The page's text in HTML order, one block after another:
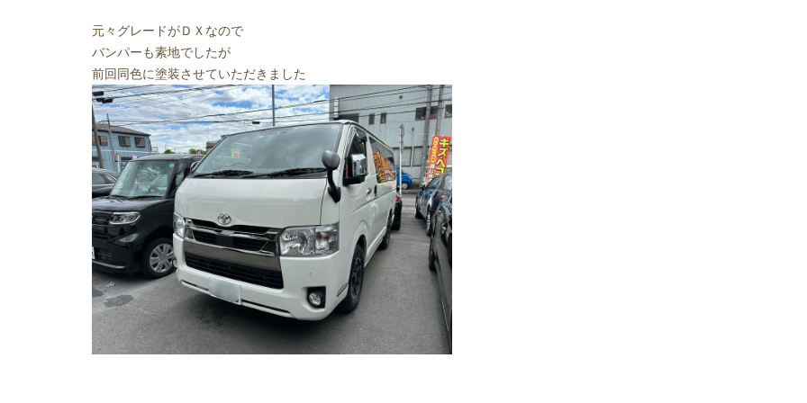
元々グレードがＤＸなので
バンパーも素地でしたが
前回同色に塗装させていただきました